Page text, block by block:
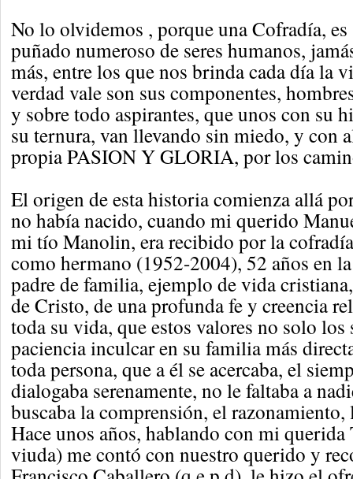
No lo olvidemos , porque una Cofradía,
puñado numeroso de seres humanos,
más, entre los que nos brinda cada día la
verdad vale son sus componentes,
y sobre todo aspirantes, que unos con su
su ternura, van llevando sin miedo, y con
propia PASION Y GLORIA, por los
El origen de esta historia comienza allá
no había nacido, cuando mi querido
mi tío Manolin, era recibido por la
como hermano (1952-2004), 52 años en
padre de familia, ejemplo de vida
de Cristo, de una profunda fe y creencia
toda su vida, que estos valores no solo
paciencia inculcar en su familia más
toda persona, que a él se acercaba, el
dialogaba serenamente, no le faltaba a
buscaba la comprensión, el razonamiento,
Hace unos años, hablando con mi
viuda) me contó con nuestro querido y